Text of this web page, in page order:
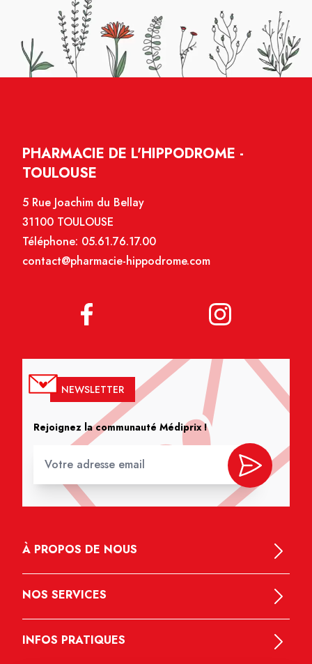
PHARMACIE DE L'HIPPODROME -
TOULOUSE
5 Rue Joachim du Bellay
31100 TOULOUSE
Téléphone: 05.61.76.17.00
contact@pharmacie-hippodrome.com
NEWSLETTER
Rejoignez la communauté Médiprix !
À PROPOS DE NOUS
NOS SERVICES
INFOS PRATIQUES